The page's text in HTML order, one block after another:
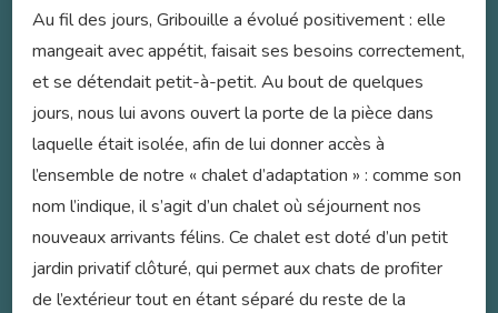
Au fil des jours, Gribouille a évolué positivement : elle
mangeait avec appétit, faisait ses besoins correctement,
et se détendait petit-à-petit. Au bout de quelques
jours, nous lui avons ouvert la porte de la pièce dans
laquelle était isolée, afin de lui donner accès à
l’ensemble de notre « chalet d’adaptation » : comme son
nom l’indique, il s’agit d’un chalet où séjournent nos
nouveaux arrivants félins. Ce chalet est doté d’un petit
jardin privatif clôturé, qui permet aux chats de profiter
de l’extérieur tout en étant séparé du reste de la